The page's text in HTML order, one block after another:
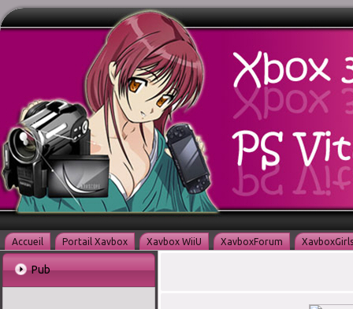
Accueil Portail Xavbox Xavbox WiiU XavboxForum XavboxGirls
Pub